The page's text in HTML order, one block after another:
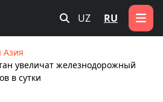
UZ RU
Азия
увеличат железнодорожный
в сутки